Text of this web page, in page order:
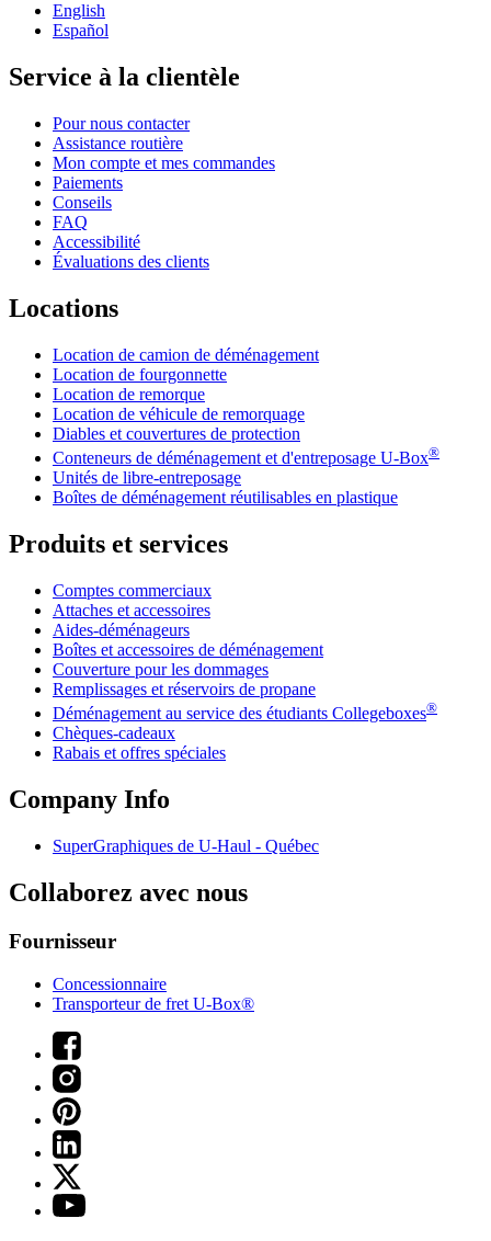
English
Español
Service à la clientèle
Pour nous contacter
Assistance routière
Mon compte et mes commandes
Paiements
Conseils
FAQ
Accessibilité
Évaluations des clients
Locations
Location de camion de déménagement
Location de fourgonnette
Location de remorque
Location de véhicule de remorquage
Diables et couvertures de protection
Conteneurs de déménagement et d'entreposage U-Box®
Unités de libre-entreposage
Boîtes de déménagement réutilisables en plastique
Produits et services
Comptes commerciaux
Attaches et accessoires
Aides-déménageurs
Boîtes et accessoires de déménagement
Couverture pour les dommages
Remplissages et réservoirs de propane
Déménagement au service des étudiants Collegeboxes®
Chèques-cadeaux
Rabais et offres spéciales
Company Info
SuperGraphiques de U-Haul - Québec
Collaborez avec nous
Fournisseur
Concessionnaire
Transporteur de fret U-Box®